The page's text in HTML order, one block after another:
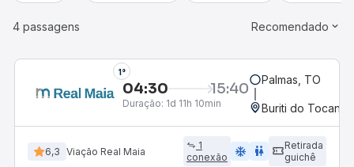
4 passagens Recomendado
1°
04:30 15:40
Duração: 1d 11h 10min
Palmas, TO
Buriti do
6,3 Viação Real Maia
1
conexão
ac_unit wc
Retirada
guichê